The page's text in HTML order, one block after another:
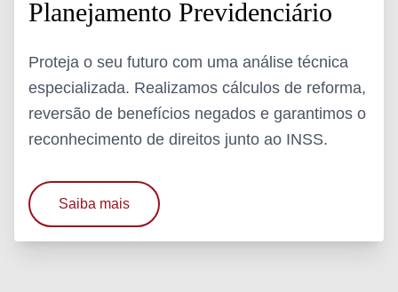
Planejamento Previdenciário
Proteja o seu futuro com uma análise técnica
especializada. Realizamos cálculos de reforma,
reversão de benefícios negados e garantimos o
reconhecimento de direitos junto ao INSS.
Saiba mais